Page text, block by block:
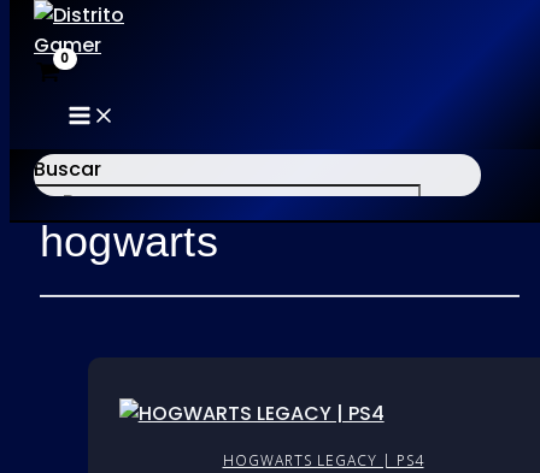
al
contenido
MAIN
MENU
Buscar
×
Inicio/ Productos etiquetados “hogwarts”
hogwarts
HOGWARTS LEGACY | PS4